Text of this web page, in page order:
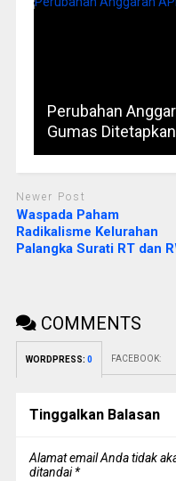
Perubahan
Gumas Ditetapkan
Newer Post
Waspada Paham
Radikalisme Kelurahan
Palangka Surati RT dan
COMMENTS
WORDPRESS: 0 FACEBOOK:
Tinggalkan Balasan
Alamat email Anda tidak
ditandai*